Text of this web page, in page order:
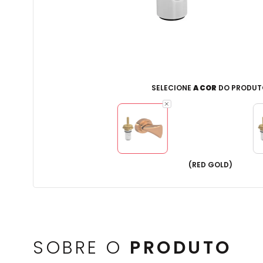
SELECIONE A COR DO
(RED GOLD)
SOBRE O PRODUTO